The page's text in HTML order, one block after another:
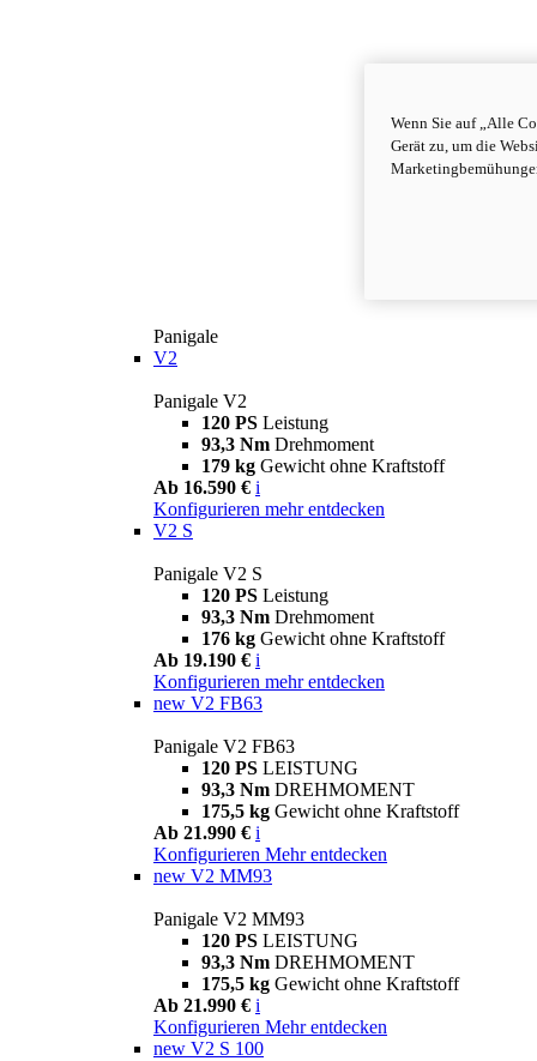
Panigale
V2
Panigale V2
120 PS Leistung
93,3 Nm Drehmoment
179 kg Gewicht ohne Kraftstoff
Ab 16.590 € i
Konfigurieren mehr entdecken
V2 S
Panigale V2 S
120 PS Leistung
93,3 Nm Drehmoment
176 kg Gewicht ohne Kraftstoff
Ab 19.190 € i
Konfigurieren mehr entdecken
new V2 FB63
Panigale V2 FB63
120 PS LEISTUNG
93,3 Nm DREHMOMENT
175,5 kg Gewicht ohne Kraftstoff
Ab 21.990 € i
Konfigurieren Mehr entdecken
new V2 MM93
Panigale V2 MM93
120 PS LEISTUNG
93,3 Nm DREHMOMENT
175,5 kg Gewicht ohne Kraftstoff
Ab 21.990 € i
Konfigurieren Mehr entdecken
new V2 S 100
Wenn Sie auf „Alle
Gerät zu, um die